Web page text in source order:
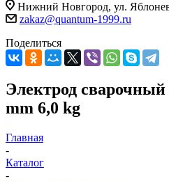
Нижний Новгород, ул.
zakaz@quantum-1999.ru
Поделиться
Электрод
mm 6,0 kg
Главная
-
Каталог
-